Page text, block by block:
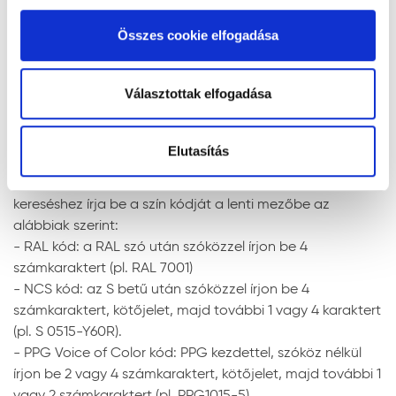
alkalmazását. A "Részletek megjelenítése” gombra
kattintással megismerheti és beállíthatja, hogy mely
cookie alkalmazását fogadja el.
Összes cookie elfogadása
Választottak elfogadása
Elutasítás
Anyagelőkészítés, hígítás:a terméket a feldolgozás
előtt alaposan keverje fel, illetve bizonyos
időközönként festés közben is. A Trinát matt
forgalomba, hígítása nem szükséges. Amennyiben
mégis hígításra van szükség, ecsettel történő
felhordáshoz max. 2%, préslevegős szóráshoz max.
10% Trinát szintetikus hígítóval hígítsa. A szerszámok
tisztítása és az elcseppenések eltávolítása a
megszáradásuk előtt szintetikus hígítóval vagy
lakkbenzinnel lehetséges.
Felhordás módja:ecsettel, lakkhengerrel vagy
szórással. Szóráshoz a szórási paramétereket az
adott géptípushoz kell beállítani. Irányadó
beállítások:
Kérjük a színt a felhasználás elött ellenőrizze.
Reklamációt kizárólag a szín ellenőrzése után, de
szín ellenőrzés nélkül felhordott festék vagy vakolat
esetén színeltérésre vonatkozó reklamációt nem áll
Szín keresése kód szerint
RAL, NCS, és PPG Voice of Color színskálákban történő
kereséshez írja be a szín kódját a lenti mezőbe az
alábbiak szerint:
- RAL kód: a RAL szó után szóközzel írjon be 4
számkaraktert (pl. RAL 7001)
- NCS kód: az S betű után szóközzel írjon be 4
számkaraktert, kötőjelet, majd további 1 vagy 4 karaktert
(pl. S 0515-Y60R).
- PPG Voice of Color kód: PPG kezdettel, szóköz nélkül
írjon be 2 vagy 4 számkaraktert, kötőjelet, majd további 1